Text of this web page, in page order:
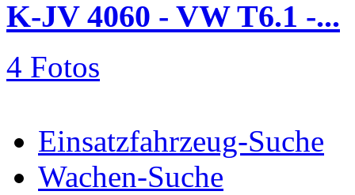
K-JV 4060 - VW T6.1 -...
4 Fotos
Einsatzfahrzeug-Suche
Wachen-Suche